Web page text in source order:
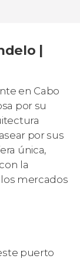
|
en Cabo
por su
por sus
única,
la
mercados
puerto